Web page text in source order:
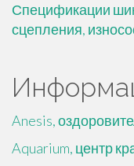
Спецификации
сцепления,
Anesis,
Aquarium, центр